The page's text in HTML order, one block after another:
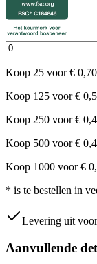
Koop 25 voor €
Koop 125 voor €
Koop 250 voor €
Koop 500 voor €
Koop 1000 voor €
* is te bestellen in
Levering uit
Aanvullende